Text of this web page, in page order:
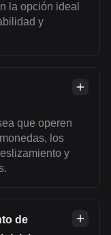
la opción ideal
y
que operen
los
y
de